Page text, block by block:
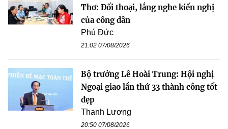
Thơ: Đối thoại, lắng nghe kiến nghị
của công dân
Phú Đức
21:02 07/08/2026
Bộ trưởng Lê Hoài Trung: Hội nghị
Ngoại giao lần thứ 33 thành công tốt
đẹp
Thanh Lương
20:50 07/08/2026